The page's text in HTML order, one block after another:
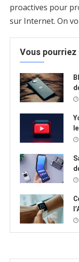
proactives pour
sur Internet. On
Vous